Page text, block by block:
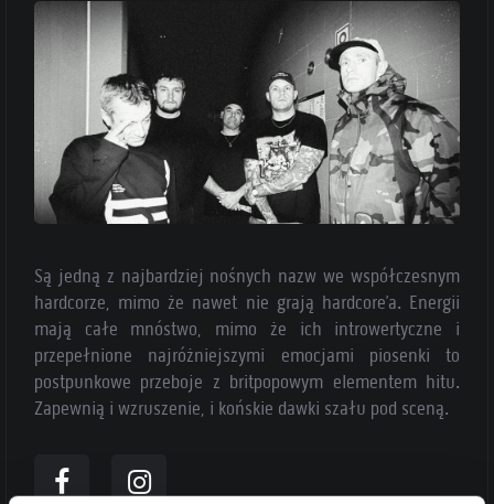
Są jedną z najbardziej nośnych nazw we współczesnym
hardcorze, mimo że nawet nie grają hardcore’a. Energii
mają całe mnóstwo, mimo że ich introwertyczne i
przepełnione najróżniejszymi emocjami piosenki to
postpunkowe przeboje z britpopowym elementem hitu.
Zapewnią i wzruszenie, i końskie dawki szału pod sceną.